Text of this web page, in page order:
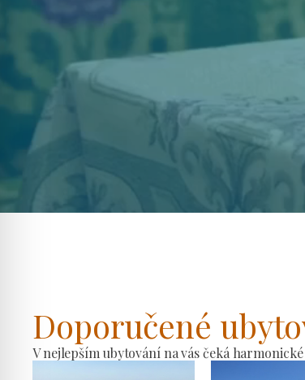
Doporučené
V nejlepším ubytování na vás čeká